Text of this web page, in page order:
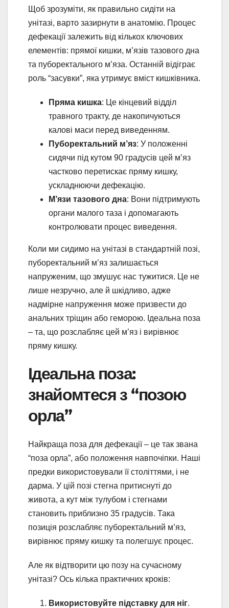
Щоб зрозуміти, як правильно сидіти на
унітазі, варто зазирнути в анатомію. Процес
дефекації залежить від кількох ключових
елементів: прямої кишки, м’язів тазового дна
та пуборектального м’яза. Останній відіграє
роль “засувки”, яка утримує вміст кишківника.
Пряма кишка: Це кінцевий відділ
травного тракту, де накопичуються
калові маси перед виведенням.
Пуборектальний м’яз: У положенні
сидячи під кутом 90 градусів цей м’яз
частково перетискає пряму кишку,
ускладнюючи дефекацію.
М’язи тазового дна: Вони підтримують
органи малого таза і допомагають
контролювати процес виведення.
Коли ми сидимо на унітазі в стандартній позі,
пуборектальний м’яз залишається
напруженим, що змушує нас тужитися. Це не
лише незручно, але й шкідливо, адже
надмірне напруження може призвести до
анальних тріщин або геморою. Ідеальна поза
– та, що розслабляє цей м’яз і вирівнює
пряму кишку.
Ідеальна поза:
знайомтеся з “позою
орла”
Найкраща поза для дефекації – це так звана
“поза орла”, або положення навпочіпки. Наші
предки використовували її століттями, і не
дарма. У цій позі стегна притиснуті до
живота, а кут між тулубом і стегнами
становить приблизно 35 градусів. Така
позиція розслабляє пуборектальний м’яз,
вирівнює пряму кишку та полегшує процес.
Але як відтворити цю позу на сучасному
унітазі? Ось кілька практичних кроків:
Використовуйте підставку для ніг.